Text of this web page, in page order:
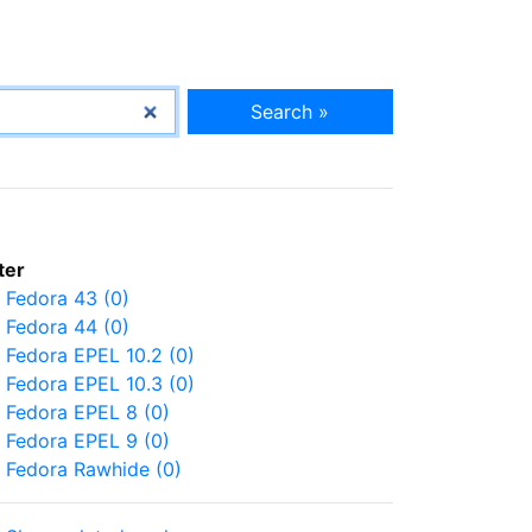
Search »
Fedora 43 (0)
Fedora 44 (0)
Fedora EPEL 10.2 (0)
Fedora EPEL 10.3 (0)
Fedora EPEL 8 (0)
Fedora EPEL 9 (0)
Fedora Rawhide (0)